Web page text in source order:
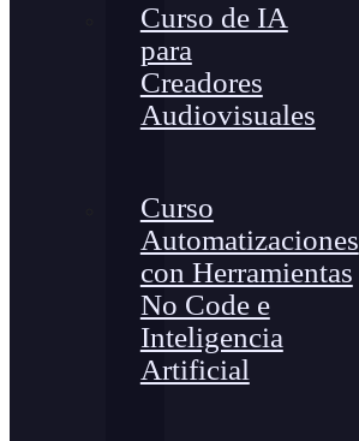
Curso de IA
para
Creadores
Audiovisuales
Curso
Automatizaciones
con Herramientas
No Code e
Inteligencia
Artificial